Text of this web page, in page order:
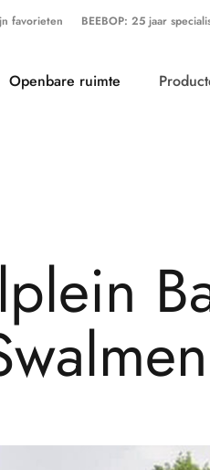
favorieten BEEBOP: 25 jaar
Openbare ruimte
lplein B
walmen